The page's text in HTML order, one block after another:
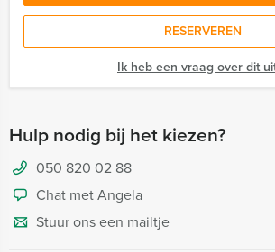
RESERVEREN
Ik heb een vraag over dit
Hulp nodig bij het kiezen?
050 820 02 88
Chat met Angela
Stuur ons een mailtje